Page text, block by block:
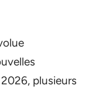
plusieurs